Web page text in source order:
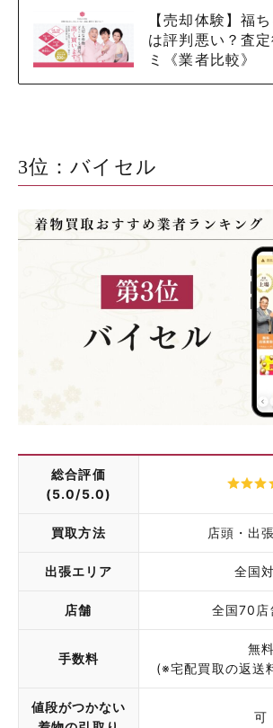
【売却体験】福
は評判悪い？査
ミ《業者比較》
3位：バイセル
総合評価
(5.0/5.0)
買取方法 店頭・出
出張エリア 全国
店舗 全国70店
手数料
無料
(※宅配買取の返送
値段がつかない
可